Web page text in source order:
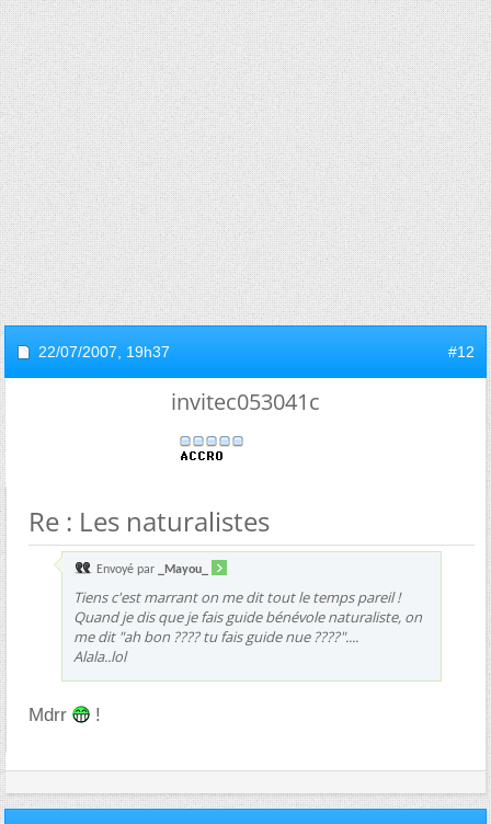
22/07/2007, 19h37 #12
invitec053041c
Re : Les naturalistes
Envoyé par _Mayou_
Tiens c'est marrant on me dit tout le temps pareil !
Quand je dis que je fais guide bénévole naturaliste, on
me dit "ah bon ???? tu fais guide nue ????"....
Alala..lol
Mdrr !